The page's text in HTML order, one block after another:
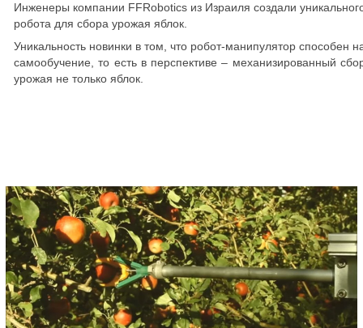
Инженеры компании FFRobotics из Израиля создали
робота для сбора урожая яблок.
Уникальность новинки в том, что робот-манипулятор способен
самообучение, то есть в перспективе – механизированный
урожая не только яблок.